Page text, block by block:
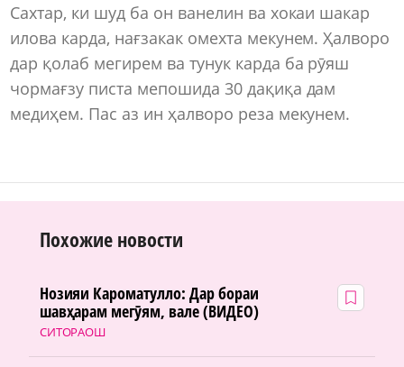
Сахтар, ки шуд ба он ванелин ва хокаи шакар
илова карда, нағзакак омехта мекунем. Ҳалворо
дар қолаб мегирем ва тунук карда ба рӯяш
чормағзу писта мепошида 30 дақиқа дам
медиҳем. Пас аз ин ҳалворо реза мекунем.
Похожие новости
СИТОРАОШ
Нозияи Кароматулло: Дар бораи
шавҳарам мегӯям, вале (ВИДЕО)